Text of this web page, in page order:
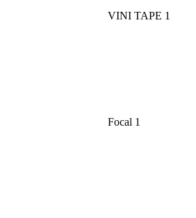
VINI TAPE 1
Focal 1